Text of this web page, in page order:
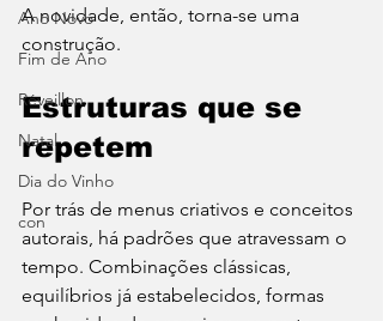
Ano Novo
Fim de Ano
Réveillon
Natal
Dia do Vinho
con
A novidade, então, torna-se uma
construção.
Estruturas que se
repetem
Por trás de menus criativos e conceitos
autorais, há padrões que atravessam o
tempo. Combinações clássicas,
equilíbrios já estabelecidos, formas